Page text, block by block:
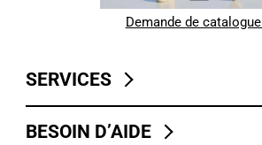
SERVICES
BESOIN D’AIDE
Demande de catalogue